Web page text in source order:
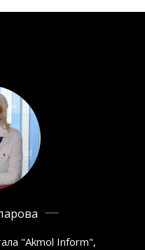
"Akmol Inform",